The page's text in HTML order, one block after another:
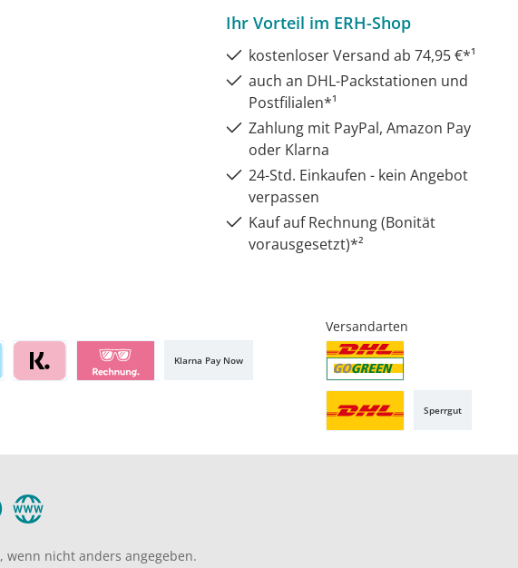
Ihr Vorteil im ERH-Shop
kostenloser Versand ab 74,95 €*¹
auch an DHL-Packstationen und
Postfilialen*¹
Zahlung mit PayPal, Amazon Pay
oder Klarna
24-Std. Einkaufen - kein Angebot
verpassen
Kauf auf Rechnung (Bonität
vorausgesetzt)*²
Klarna Pay Now
Versandarten
Sperrgut
, wenn nicht anders angegeben.